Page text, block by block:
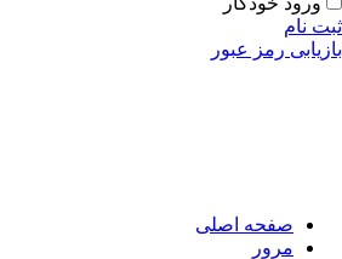
ثبت نام
بازیابی رمز عبور
صفحه اصلی
مرور